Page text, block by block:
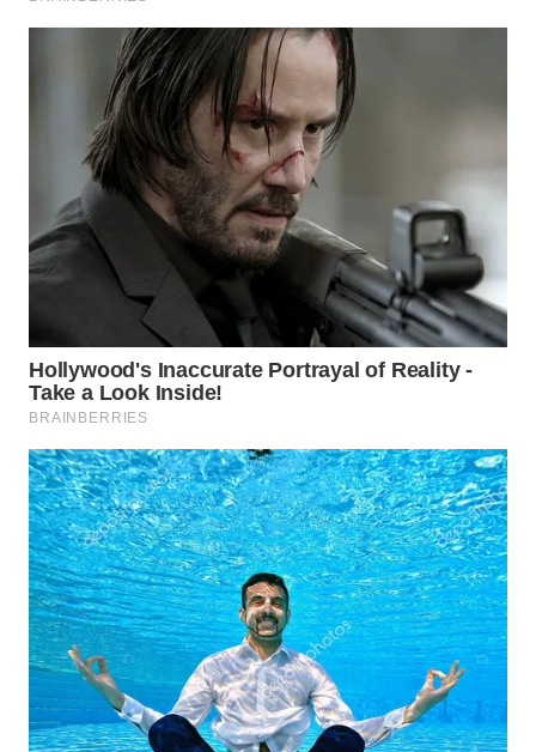
WN
BINJAI
CIREBON
WN
INDRAMAYU
KUNINGAN
MAJALENGKA
WN
SUBANG
WN
SUKABUMI
WN
PURWAKARTA
WN
PRIANGAN